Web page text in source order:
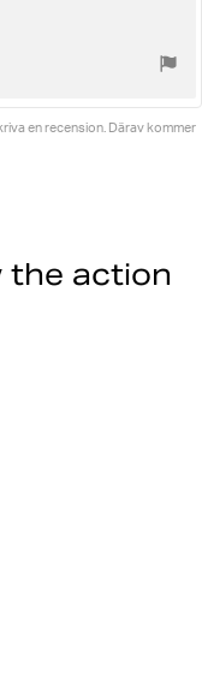
en recension. Därav kommer
the action